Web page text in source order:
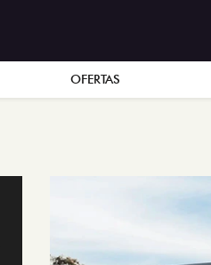
OFERTAS